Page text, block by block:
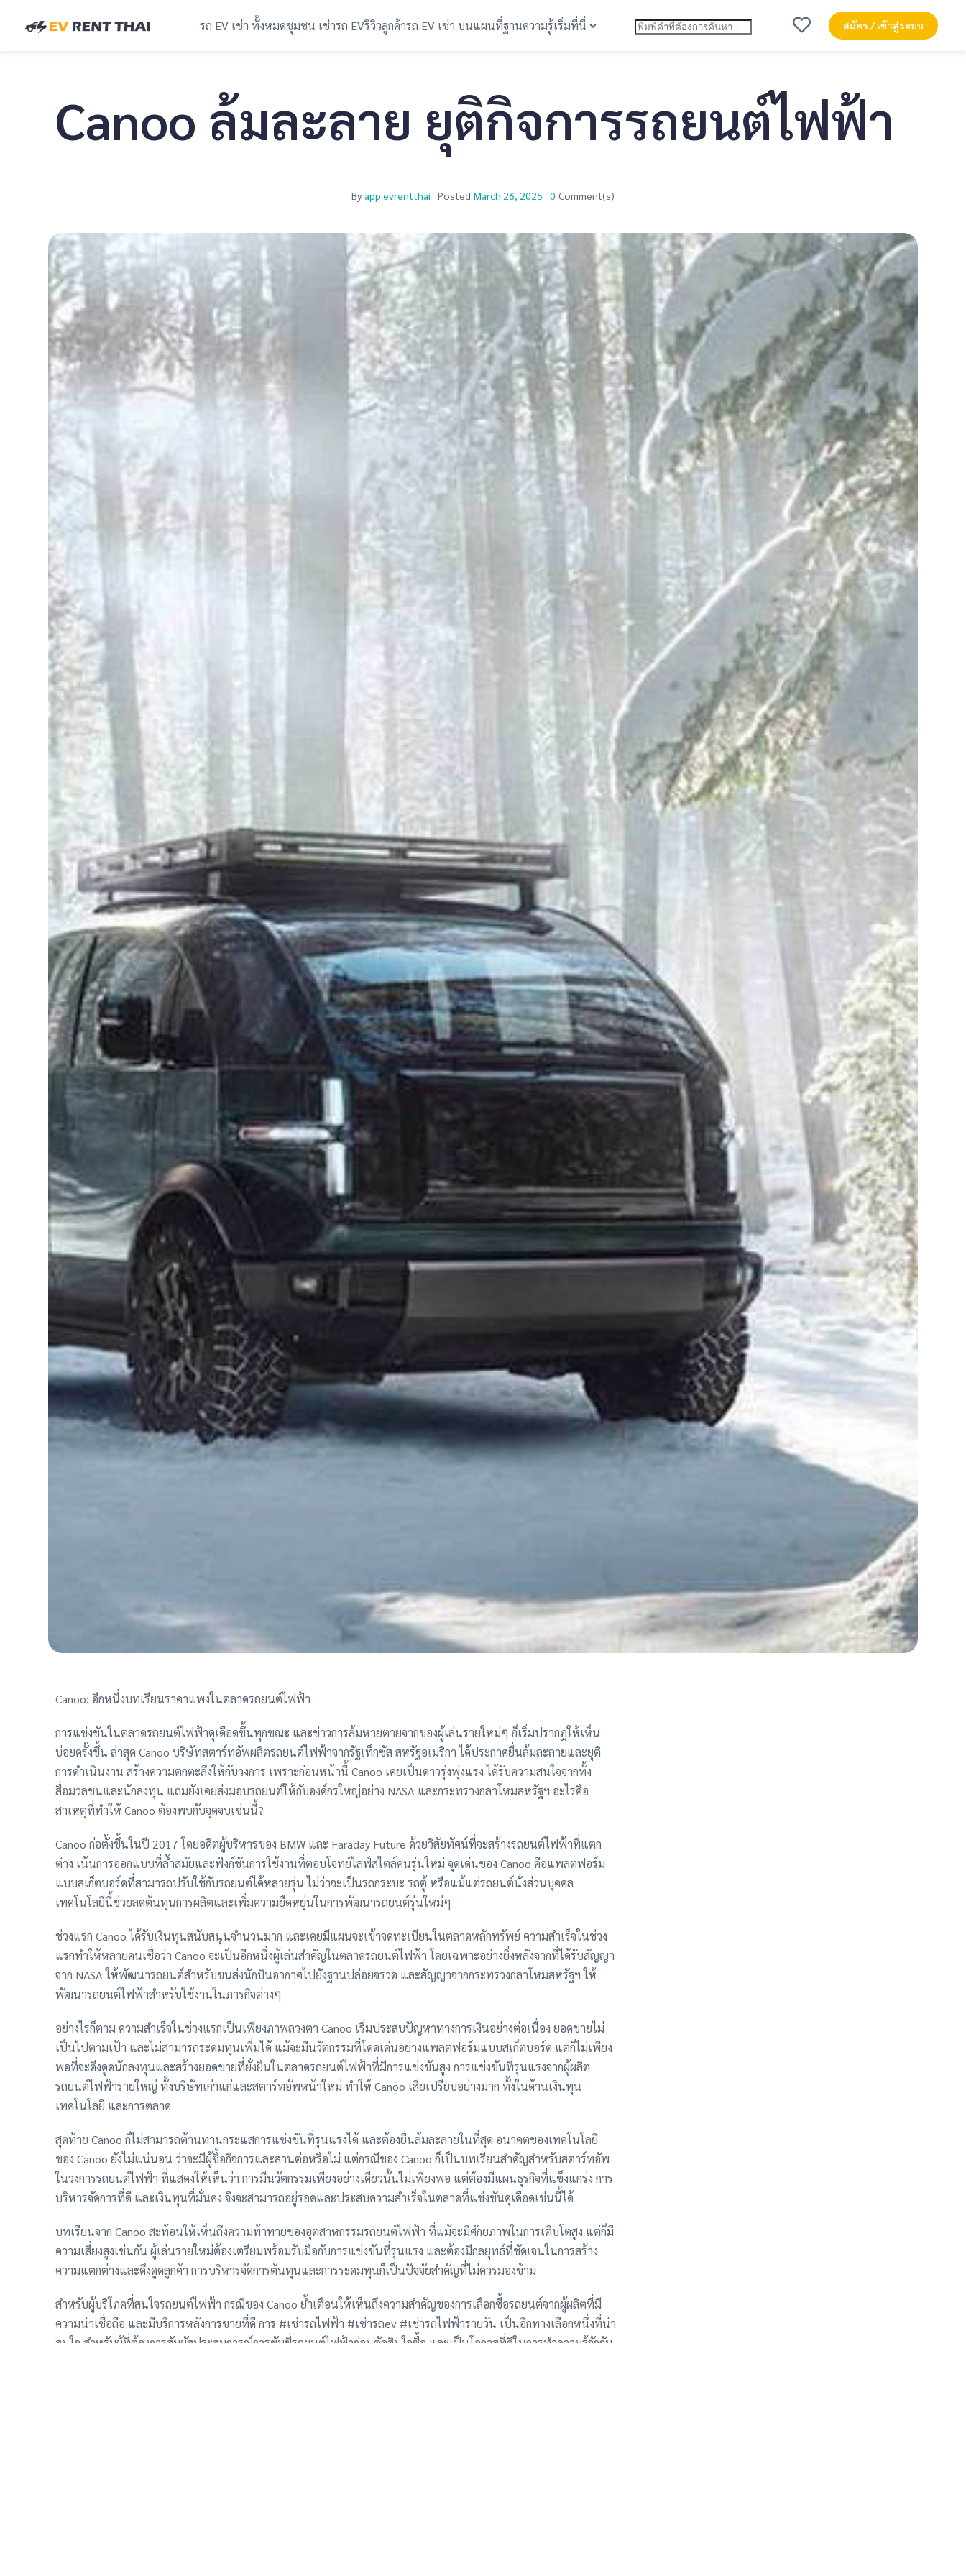
รถ EV เช่า ทั้งหมดชุมชน เช่ารถ EVรีวิวลูกค้ารถ EV เช่า บนแผนที่ฐานความรู้เริ่มที่นี่ สมัคร / เข้าสู่ระบบ
Canoo ล้มละลาย ยุติกิจการรถยนต์ไฟฟ้า
By app.evrentthai Posted March 26, 2025 0 Comment(s)
Canoo: อีกหนึ่งบทเรียนราคาแพงในตลาดรถยนต์ไฟฟ้า
การแข่งขันในตลาดรถยนต์ไฟฟ้าดุเดือดขึ้นทุกขณะ และข่าวการล้มหายตายจากของผู้เล่นรายใหม่ๆ ก็เริ่มปรากฏให้เห็น
บ่อยครั้งขึ้น ล่าสุด Canoo บริษัทสตาร์ทอัพผลิตรถยนต์ไฟฟ้าจากรัฐเท็กซัส สหรัฐอเมริกา ได้ประกาศยื่นล้มละลายและยุติ
การดำเนินงาน สร้างความตกตะลึงให้กับวงการ เพราะก่อนหน้านี้ Canoo เคยเป็นดาวรุ่งพุ่งแรง ได้รับความสนใจจากทั้ง
สื่อมวลชนและนักลงทุน แถมยังเคยส่งมอบรถยนต์ให้กับองค์กรใหญ่อย่าง NASA และกระทรวงกลาโหมสหรัฐฯ อะไรคือ
สาเหตุที่ทำให้ Canoo ต้องพบกับจุดจบเช่นนี้?
Canoo ก่อตั้งขึ้นในปี 2017 โดยอดีตผู้บริหารของ BMW และ Faraday Future ด้วยวิสัยทัศน์ที่จะสร้างรถยนต์ไฟฟ้าที่แตก
ต่าง เน้นการออกแบบที่ล้ำสมัยและฟังก์ชันการใช้งานที่ตอบโจทย์ไลฟ์สไตล์คนรุ่นใหม่ จุดเด่นของ Canoo คือแพลตฟอร์ม
แบบสเก็ตบอร์ดที่สามารถปรับใช้กับรถยนต์ได้หลายรุ่น ไม่ว่าจะเป็นรถกระบะ รถตู้ หรือแม้แต่รถยนต์นั่งส่วนบุคคล
เทคโนโลยีนี้ช่วยลดต้นทุนการผลิตและเพิ่มความยืดหยุ่นในการพัฒนารถยนต์รุ่นใหม่ๆ
ช่วงแรก Canoo ได้รับเงินทุนสนับสนุนจำนวนมาก และเคยมีแผนจะเข้าจดทะเบียนในตลาดหลักทรัพย์ ความสำเร็จในช่วง
แรกทำให้หลายคนเชื่อว่า Canoo จะเป็นอีกหนึ่งผู้เล่นสำคัญในตลาดรถยนต์ไฟฟ้า โดยเฉพาะอย่างยิ่งหลังจากที่ได้รับสัญญา
จาก NASA ให้พัฒนารถยนต์สำหรับขนส่งนักบินอวกาศไปยังฐานปล่อยจรวด และสัญญาจากกระทรวงกลาโหมสหรัฐฯ ให้
พัฒนารถยนต์ไฟฟ้าสำหรับใช้งานในภารกิจต่างๆ
อย่างไรก็ตาม ความสำเร็จในช่วงแรกเป็นเพียงภาพลวงตา Canoo เริ่มประสบปัญหาทางการเงินอย่างต่อเนื่อง ยอดขายไม่
เป็นไปตามเป้า และไม่สามารถระดมทุนเพิ่มได้ แม้จะมีนวัตกรรมที่โดดเด่นอย่างแพลตฟอร์มแบบสเก็ตบอร์ด แต่ก็ไม่เพียง
พอที่จะดึงดูดนักลงทุนและสร้างยอดขายที่ยั่งยืนในตลาดรถยนต์ไฟฟ้าที่มีการแข่งขันสูง การแข่งขันที่รุนแรงจากผู้ผลิต
รถยนต์ไฟฟ้ารายใหญ่ ทั้งบริษัทเก่าแก่และสตาร์ทอัพหน้าใหม่ ทำให้ Canoo เสียเปรียบอย่างมาก ทั้งในด้านเงินทุน
เทคโนโลยี และการตลาด
สุดท้าย Canoo ก็ไม่สามารถต้านทานกระแสการแข่งขันที่รุนแรงได้ และต้องยื่นล้มละลายในที่สุด อนาคตของเทคโนโลยี
ของ Canoo ยังไม่แน่นอน ว่าจะมีผู้ซื้อกิจการและสานต่อหรือไม่ แต่กรณีของ Canoo ก็เป็นบทเรียนสำคัญสำหรับสตาร์ทอัพ
ในวงการรถยนต์ไฟฟ้า ที่แสดงให้เห็นว่า การมีนวัตกรรมเพียงอย่างเดียวนั้นไม่เพียงพอ แต่ต้องมีแผนธุรกิจที่แข็งแกร่ง การ
บริหารจัดการที่ดี และเงินทุนที่มั่นคง จึงจะสามารถอยู่รอดและประสบความสำเร็จในตลาดที่แข่งขันดุเดือดเช่นนี้ได้
บทเรียนจาก Canoo สะท้อนให้เห็นถึงความท้าทายของอุตสาหกรรมรถยนต์ไฟฟ้า ที่แม้จะมีศักยภาพในการเติบโตสูง แต่ก็มี
ความเสี่ยงสูงเช่นกัน ผู้เล่นรายใหม่ต้องเตรียมพร้อมรับมือกับการแข่งขันที่รุนแรง และต้องมีกลยุทธ์ที่ชัดเจนในการสร้าง
ความแตกต่างและดึงดูดลูกค้า การบริหารจัดการต้นทุนและการระดมทุนก็เป็นปัจจัยสำคัญที่ไม่ควรมองข้าม
สำหรับผู้บริโภคที่สนใจรถยนต์ไฟฟ้า กรณีของ Canoo ย้ำเตือนให้เห็นถึงความสำคัญของการเลือกซื้อรถยนต์จากผู้ผลิตที่มี
ความน่าเชื่อถือ และมีบริการหลังการขายที่ดี การ #เช่ารถไฟฟ้า #เช่ารถev #เช่ารถไฟฟ้ารายวัน เป็นอีกทางเลือกหนึ่งที่น่า
สนใจ สำหรับผู้ที่ต้องการสัมผัสประสบการณ์การขับขี่รถยนต์ไฟฟ้าก่อนตัดสินใจซื้อ และเป็นโอกาสที่ดีในการทำความรู้จักกับ